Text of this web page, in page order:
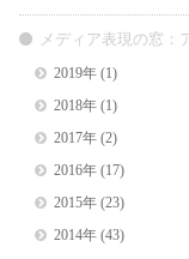
メディア表現の窓：
2019年(1)
2018年(1)
2017年(2)
2016年(17)
2015年(23)
2014年(43)